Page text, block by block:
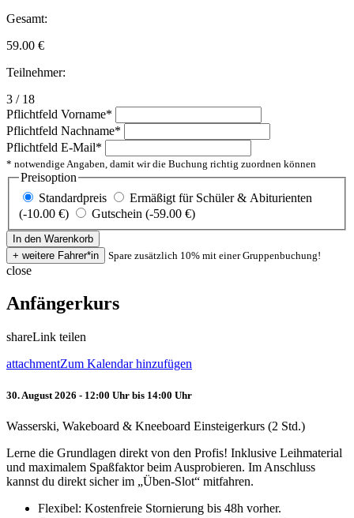
Gesamt:
59.00 €
Teilnehmer:
3 / 18
Pflichtfeld Vorname*
Pflichtfeld Nachname*
Pflichtfeld E-Mail*
* notwendige Angaben, damit wir die Buchung richtig zuordnen können
Preisoption
Standardpreis
Ermäßigt für Schüler & Abiturienten
(-10.00 €)
Gutschein (-59.00 €)
Spare zusätzlich 10% mit einer Gruppenbuchung!
close
Anfängerkurs
shareLink teilen
attachmentZum Kalendar hinzufügen
30. August 2026 - 12:00 Uhr bis 14:00 Uhr
Wasserski, Wakeboard & Kneeboard Einsteigerkurs (2 Std.)
Lerne die Grundlagen direkt von den Profis! Inklusive Leihmaterial
und maximalem Spaßfaktor beim Ausprobieren. Im Anschluss
kannst du direkt sicher im „Üben-Slot“ mitfahren.
Flexibel: Kostenfreie Stornierung bis 48h vorher.